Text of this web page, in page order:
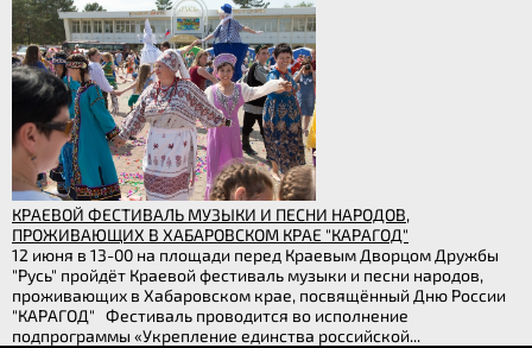
КРАЕВОЙ ФЕСТИВАЛЬ МУЗЫКИ И ПЕСНИ НАРОДОВ,
ПРОЖИВАЮЩИХ В ХАБАРОВСКОМ КРАЕ "КАРАГОД"
12 июня в 13-00 на площади перед Краевым Дворцом Дружбы
"Русь" пройдёт Краевой фестиваль музыки и песни народов,
проживающих в Хабаровском крае, посвящённый Дню России
"КАРАГОД" Фестиваль проводится во исполнение
подпрограммы «Укрепление единства российской...